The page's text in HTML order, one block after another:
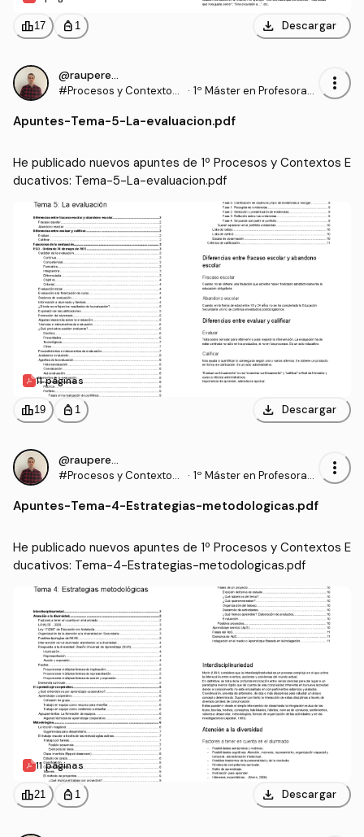
leaderboard17 personal_bag 1 download Descargar
@rauperez25
#Procesos y Contextos
· 1º Máster en Profesorad
aria Obligatoria y Bachill
onal y Enseñanzas de Idi
more_vert
Apuntes-Tema-5-La-evaluacion.pdf
He publicado nuevos apuntes de 1º Procesos y Contextos E
ducativos: Tema-5-La-evaluacion.pdf
11 páginas
leaderboard19 personal_bag 1 download Descargar
@rauperez25
#Procesos y Contextos
· 1º Máster en Profesorad
aria Obligatoria y Bachill
onal y Enseñanzas de Idi
more_vert
Apuntes-Tema-4-Estrategias-metodologicas.pdf
He publicado nuevos apuntes de 1º Procesos y Contextos E
ducativos: Tema-4-Estrategias-metodologicas.pdf
11 páginas
leaderboard21 personal_bag 1 download Descargar